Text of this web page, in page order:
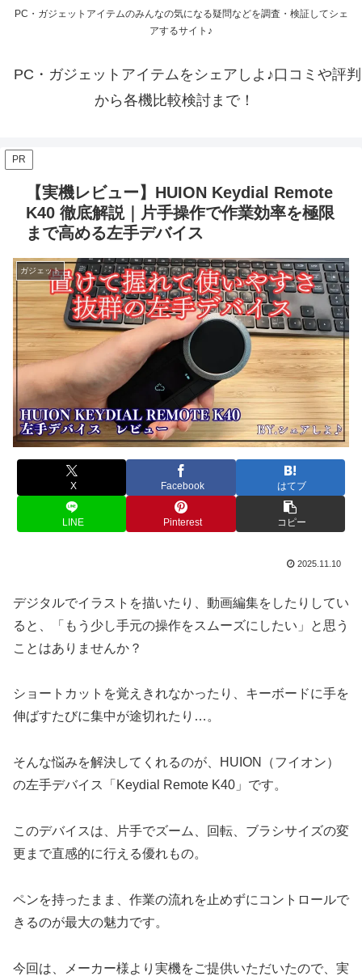
PC・ガジェットアイテムのみんなの気になる疑問などを調査・検証してシェ
アするサイト♪
PC・ガジェットアイテムをシェアしよ♪口コミや評判
から各機比較検討まで！
PR
【実機レビュー】HUION Keydial Remote
K40 徹底解説｜片手操作で作業効率を極限
まで高める左手デバイス
ガジェット
X Facebook はてブ
LINE Pinterest コピー
2025.11.10
デジタルでイラストを描いたり、動画編集をしたりしてい
ると、「もう少し手元の操作をスムーズにしたい」と思う
ことはありませんか？
ショートカットを覚えきれなかったり、キーボードに手を
伸ばすたびに集中が途切れたり…。
そんな悩みを解決してくれるのが、HUION（フイオン）
の左手デバイス「Keydial Remote K40」です。
このデバイスは、片手でズーム、回転、ブラシサイズの変
更まで直感的に行える優れもの。
ペンを持ったまま、作業の流れを止めずにコントロールで
きるのが最大の魅力です。
今回は、メーカー様より実機をご提供いただいたので、実